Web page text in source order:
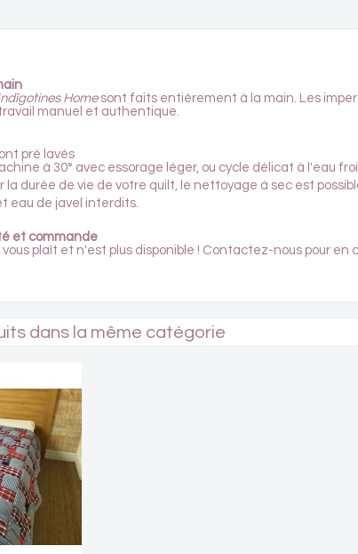
Homesont faits entièrement à la main. Les
manuel et authentique.
pré lavés
à 30° avec essorage léger, ou cycle délicat à l'eau
la durée de vie de votre quilt, le nettoyage à sec est
eau de javel interdits.
et commande
vous plaît et n'est plus disponible ! Contactez-nous pour
dans la même catégorie